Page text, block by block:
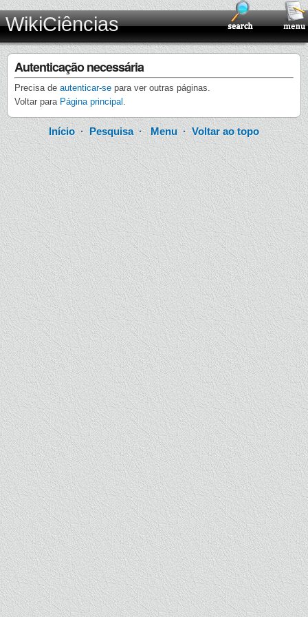
WikiCiências
Autenticação necessária
Precisa de autenticar-se para ver outras páginas.
Voltar para Página principal .
Início · Pesquisa·Menu ·Voltar ao topo